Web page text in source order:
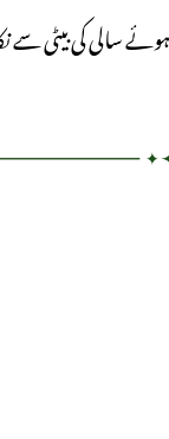
سالی کی بیٹی سے